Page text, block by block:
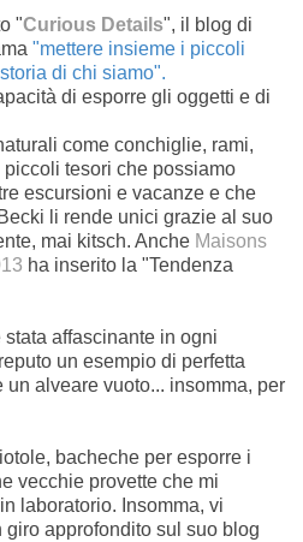
"Curious Details", il blog di
"mettere insieme i piccoli
di chi siamo".
di esporre gli oggetti e di
come conchiglie, rami,
tesori che possiamo
escursioni e vacanze e che
li rende unici grazie al suo
mai kitsch. Anche Maisons
ha inserito la "Tendenza
affascinante in ogni
un esempio di perfetta
alveare vuoto... insomma, per
bacheche per esporre i
vecchie provette che mi
laboratorio. Insomma, vi
approfondito sul suo blog